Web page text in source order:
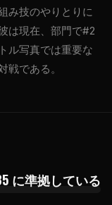
み技のやりとりに
は現在、部門で#2
ル写真では重要な
である。
に準拠している